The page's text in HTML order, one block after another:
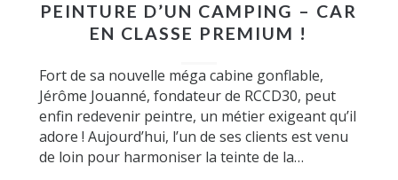
PEINTURE D’UN CAMPING – CAR
EN CLASSE PREMIUM !
Fort de sa nouvelle méga cabine gonflable,
Jérôme Jouanné, fondateur de RCCD30, peut
enfin redevenir peintre, un métier exigeant qu’il
adore ! Aujourd’hui, l’un de ses clients est venu
de loin pour harmoniser la teinte de la…